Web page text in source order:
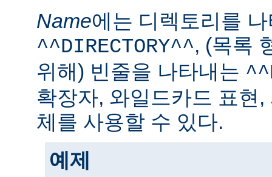
Name에는 디렉토리를
^^DIRECTORY^^, (목록
위해) 빈줄을 나타내는
확장자, 와일드카드 표현
체를 사용할 수 있다.
예제